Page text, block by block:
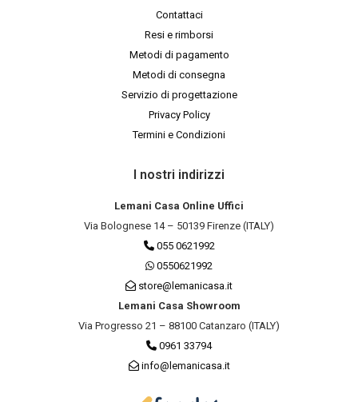
Contattaci
Resi e rimborsi
Metodi di pagamento
Metodi di consegna
Servizio di progettazione
Privacy Policy
Termini e Condizioni
I nostri indirizzi
Lemani Casa Online Uffici
Via Bolognese 14 – 50139 Firenze (ITALY)
055 0621992
0550621992
store@lemanicasa.it
Lemani Casa Showroom
Via Progresso 21 – 88100 Catanzaro (ITALY)
0961 33794
info@lemanicasa.it